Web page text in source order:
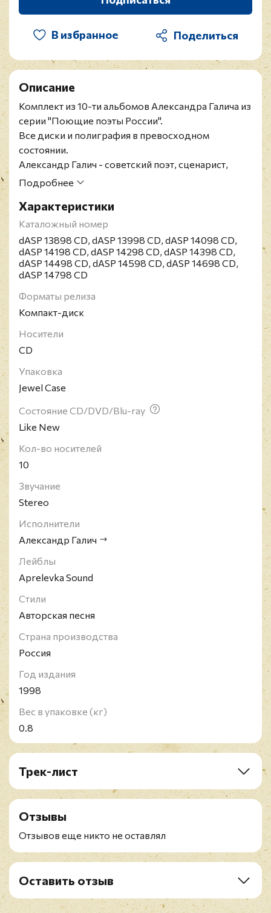
В избранное
Описание
Комплект из 10-ти альбомов Александра Галича из
серии "Поющие поэты России".
Все диски и полиграфия в превосходном
состоянии.
Александр Галич - советский поэт, сценарист,
драматург, прозаик, автор и исполнитель
Союза российских солидаристов (НТС). Галич -
литературный псевдоним, составленный из букв
собственных фамилии (Г), имени (Ал) и отчества
(ич).
Подробнее
Характеристики
Каталожный номер
dASP 13898 CD, dASP 13998 CD, dASP 14098 CD,
dASP 14198 CD, dASP 14298 CD, dASP 14398 CD,
dASP 14498 CD, dASP 14598 CD, dASP 14698 CD,
dASP 14798 CD
Форматы релиза
Компакт-диск
Носители
CD
Упаковка
Jewel Case
Состояние CD/DVD/Blu-ray
Like New
Кол-во носителей
10
Звучание
Stereo
Исполнители
Александр Галич
Лейблы
Aprelevka Sound
Стили
Авторская песня
Страна производства
Россия
Год издания
1998
Вес в упаковке (кг)
0.8
Трек-лист
CD1: На реках вавилонских (1998)
CD2: Женские песни (1998)
CD3: Поэма о Сталине (1998)
CD4: Облака плывут в Абакан (1998)
CD6: Разговор с музой (1998)
CD7: Вальс его Величества (1998)
CD8: Русские плачи (1998)
CD9: Песня Исхода (1998)
Отзывы
Отзывов еще никто не оставлял
Оставить отзыв